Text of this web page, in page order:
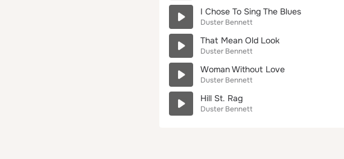
I Chose To Sing The Blues
Duster Bennett
That Mean Old Look
Duster Bennett
Woman Without Love
Duster Bennett
Hill St. Rag
Duster Bennett